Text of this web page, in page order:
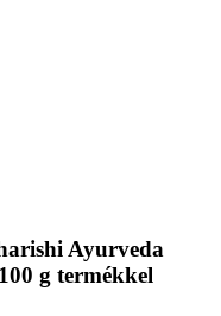
Ayurveda
g termékkel